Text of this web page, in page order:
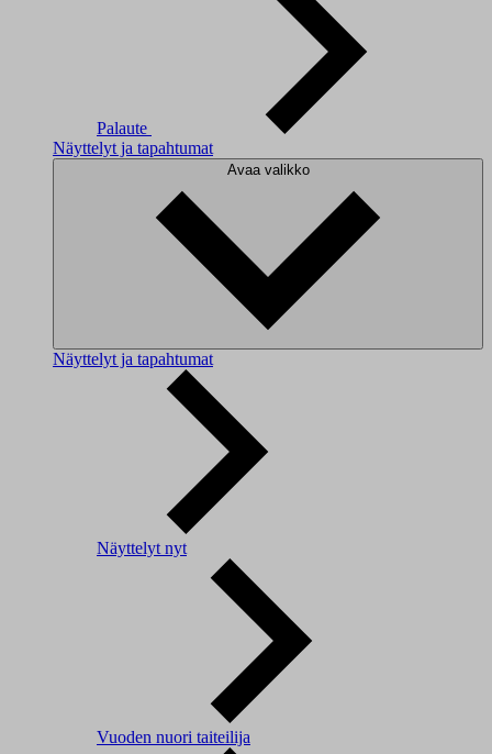
Palaute
Näyttelyt ja tapahtumat
Avaa valikko
Näyttelyt ja tapahtumat
Näyttelyt nyt
Vuoden nuori taiteilija